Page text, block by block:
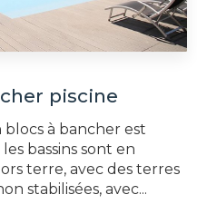
piscine
à bancher est
bassins sont en
terre, avec des terres
stabilisées, avec...